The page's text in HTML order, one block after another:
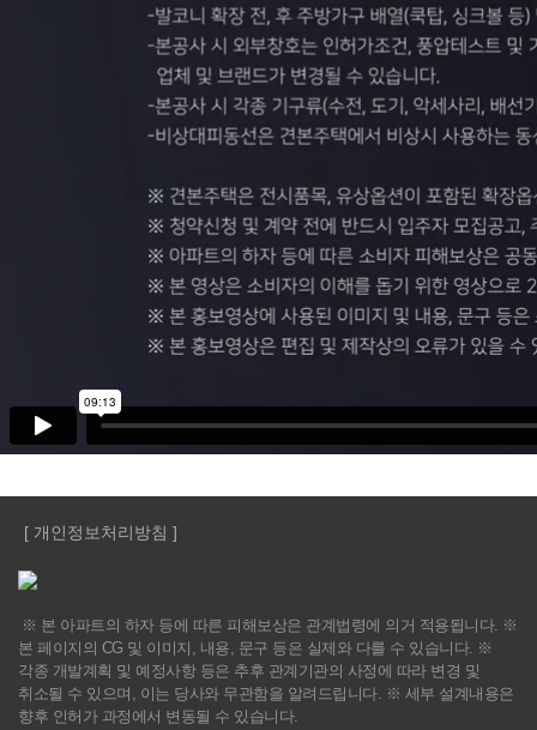
[ 개인정보처리방침 ]
※ 본 아파트의 하자 등에 따른 피해보상은 관계법령에 의거 적용됩니다. ※
본 페이지의 CG 및 이미지, 내용, 문구 등은 실제와 다를 수 있습니다. ※
각종 개발계획 및 예정사항 등은 추후 관계기관의 사정에 따라 변경 및
취소될 수 있으며, 이는 당사와 무관함을 알려드립니다. ※ 세부 설계내용은
향후 인허가 과정에서 변동될 수 있습니다.